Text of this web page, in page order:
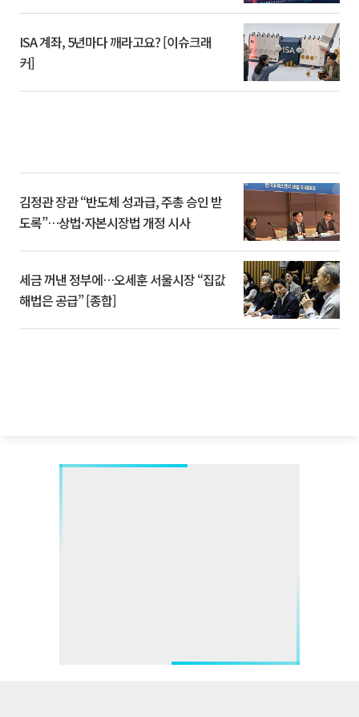
ISA 계좌, 5년마다 깨라고요? [이슈크래
커]
김정관 장관 “반도체 성과급, 주총 승인 받
도록”…상법·자본시장법 개정 시사
세금 꺼낸 정부에…오세훈 서울시장 “집값
해법은 공급” [종합]